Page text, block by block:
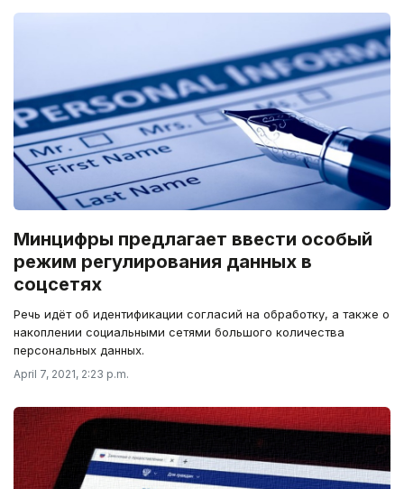
Минцифры предлагает ввести особый
режим регулирования данных в
соцсетях
Речь идёт об идентификации согласий на обработку, а также о
накоплении социальными сетями большого количества
персональных данных.
April 7, 2021, 2:23 p.m.